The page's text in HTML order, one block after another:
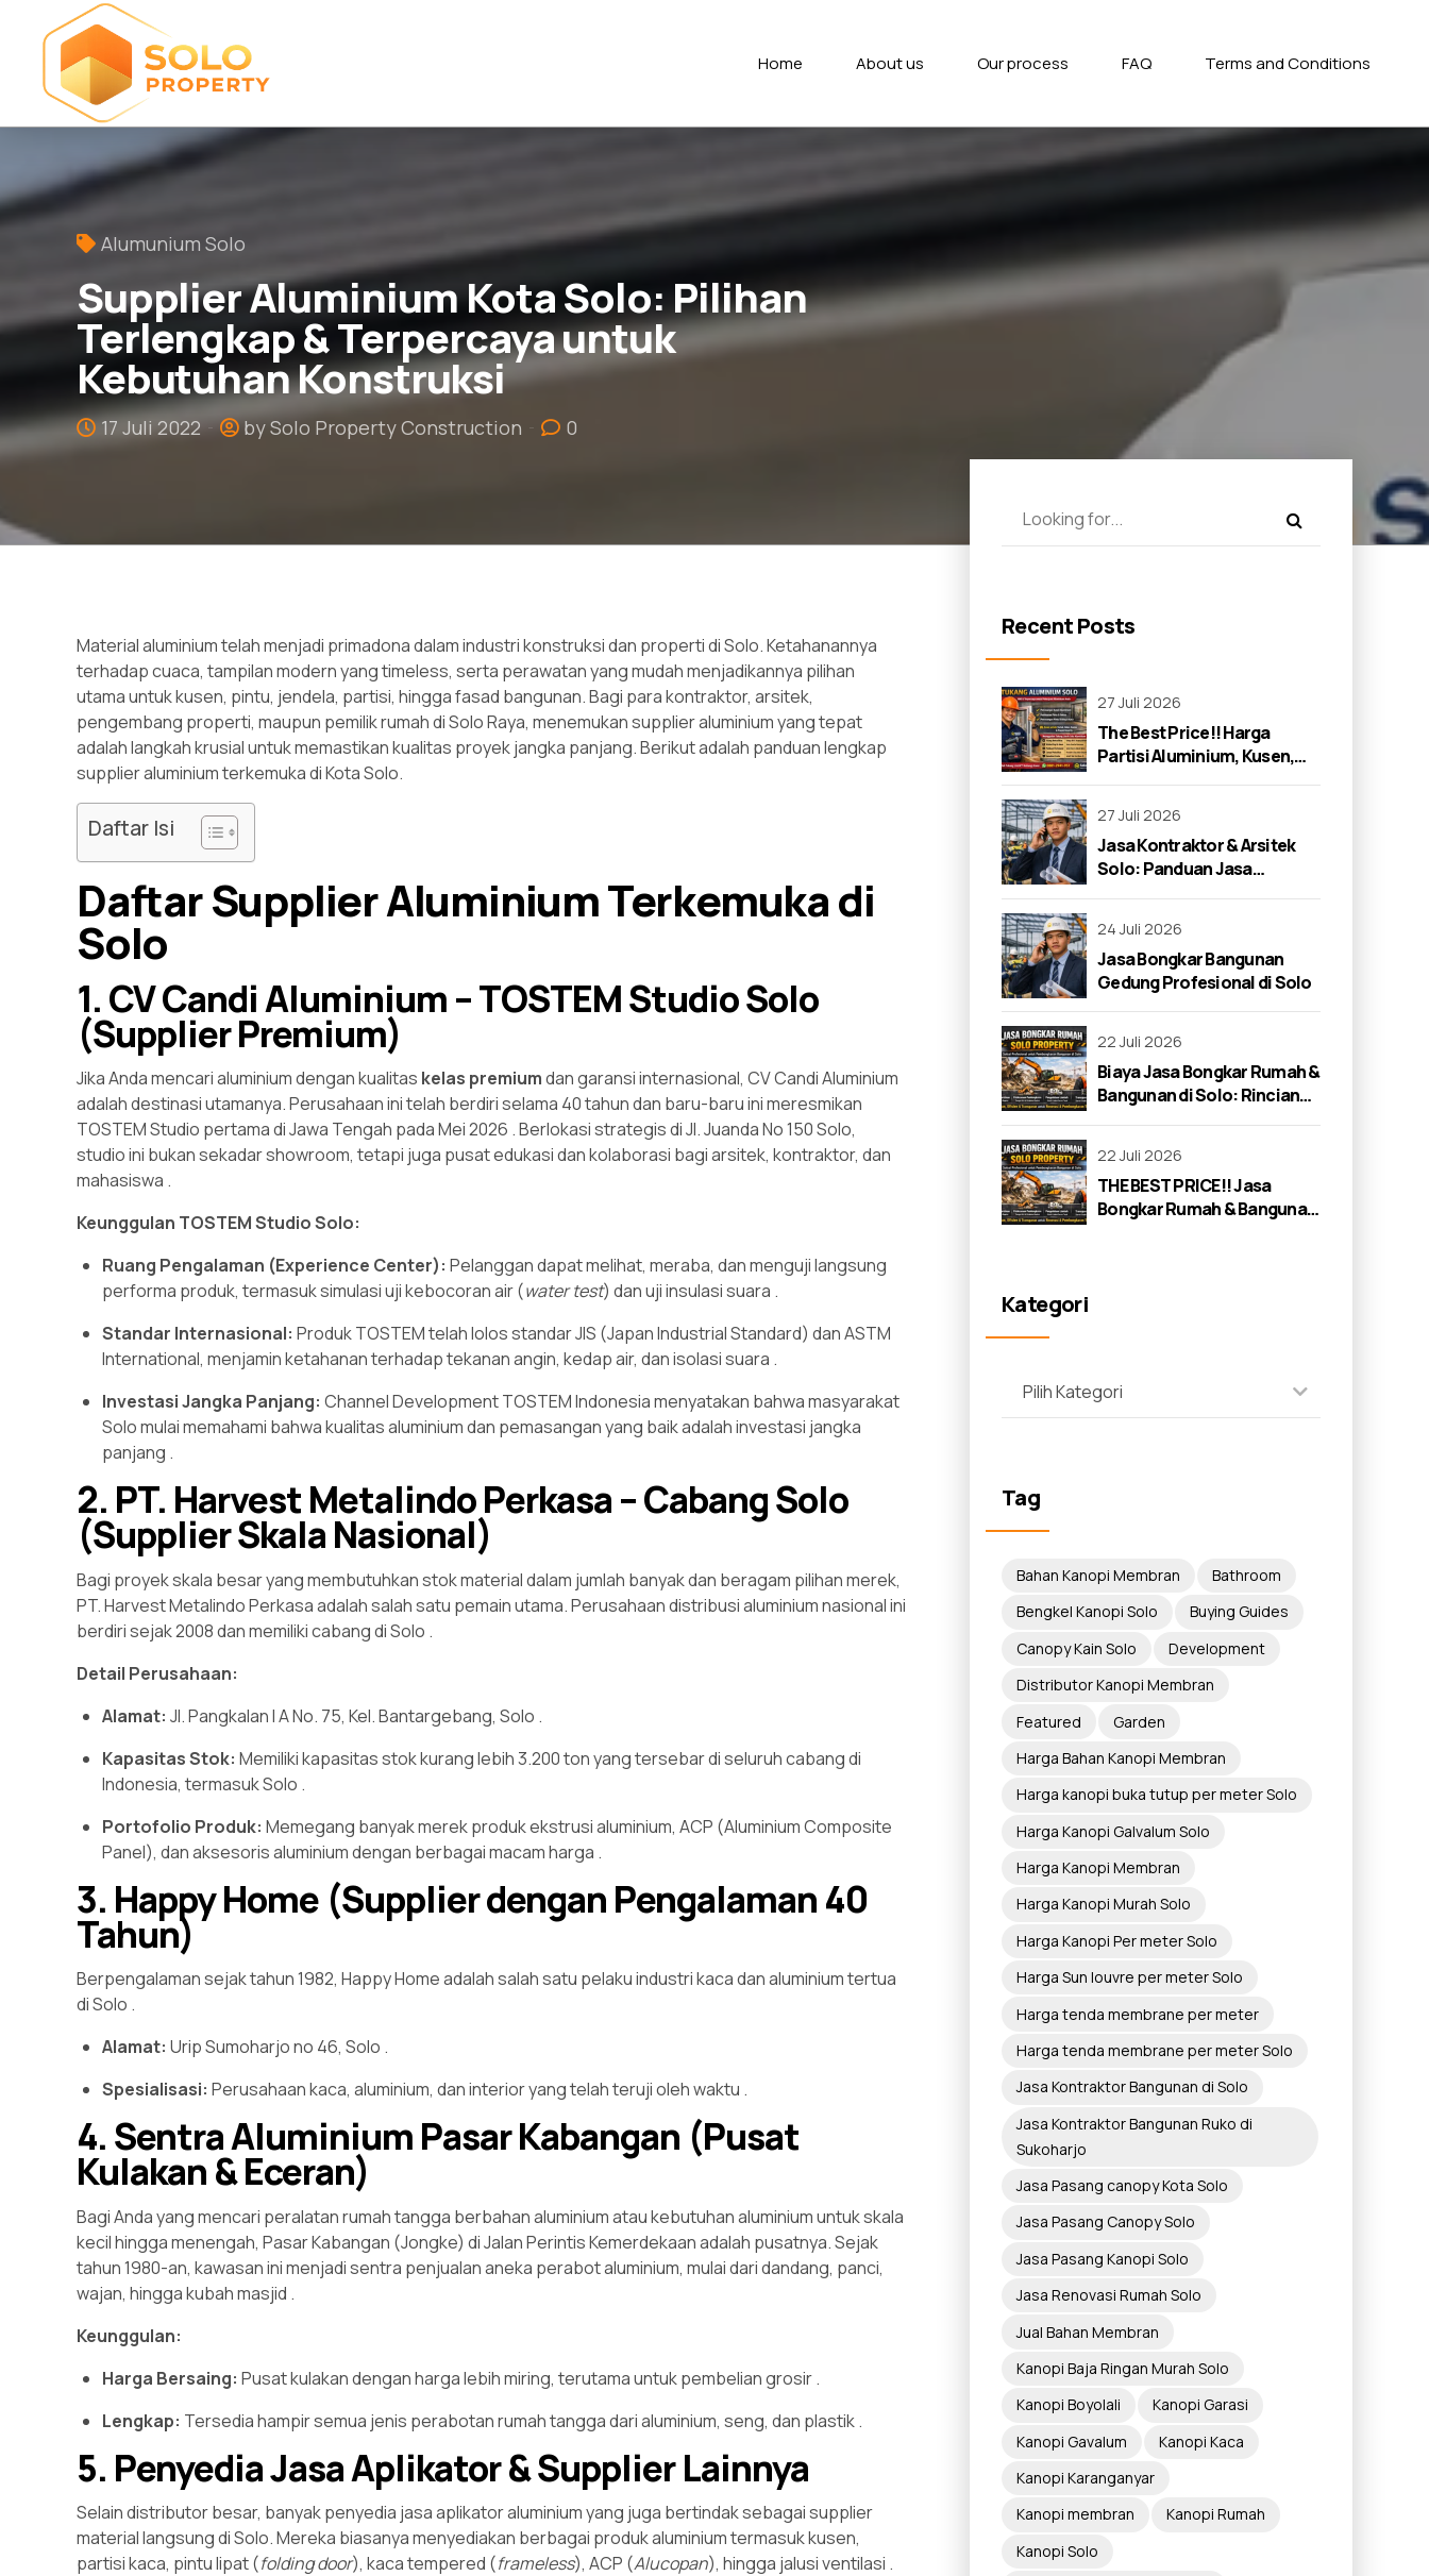
Home About us Our process FAQ Terms and Conditions
Alumunium Solo
Supplier Aluminium Kota Solo: Pilihan
Terlengkap & Terpercaya untuk
Kebutuhan Konstruksi
17 Juli 2022 by Solo Property Construction 0
Material aluminium telah menjadi primadona dalam industri konstruksi dan properti di Solo. Ketahanannya
terhadap cuaca, tampilan modern yang timeless, serta perawatan yang mudah menjadikannya pilihan
utama untuk kusen, pintu, jendela, partisi, hingga fasad bangunan. Bagi para kontraktor, arsitek,
pengembang properti, maupun pemilik rumah di Solo Raya, menemukan supplier aluminium yang tepat
adalah langkah krusial untuk memastikan kualitas proyek jangka panjang. Berikut adalah panduan lengkap
supplier aluminium terkemuka di Kota Solo.
Daftar Isi
Daftar Supplier Aluminium Terkemuka di
Solo
1. CV Candi Aluminium – TOSTEM Studio Solo
(Supplier Premium)
Jika Anda mencari aluminium dengan kualitas kelas premiumdan garansi internasional, CV Candi Aluminium
adalah destinasi utamanya. Perusahaan ini telah berdiri selama 40 tahun dan baru-baru ini meresmikan
TOSTEM Studio pertama di Jawa Tengah pada Mei 2026 . Berlokasi strategis di Jl. Juanda No 150 Solo,
studio ini bukan sekadar showroom, tetapi juga pusat edukasi dan kolaborasi bagi arsitek, kontraktor, dan
mahasiswa .
Keunggulan TOSTEM Studio Solo:
Ruang Pengalaman (Experience Center): Pelanggan dapat melihat, meraba, dan menguji langsung
performa produk, termasuk simulasi uji kebocoran air (water test) dan uji insulasi suara .
Standar Internasional: Produk TOSTEM telah lolos standar JIS (Japan Industrial Standard) dan ASTM
International, menjamin ketahanan terhadap tekanan angin, kedap air, dan isolasi suara .
Investasi Jangka Panjang: Channel Development TOSTEM Indonesia menyatakan bahwa masyarakat
Solo mulai memahami bahwa kualitas aluminium dan pemasangan yang baik adalah investasi jangka
panjang .
2. PT. Harvest Metalindo Perkasa – Cabang Solo
(Supplier Skala Nasional)
Bagi proyek skala besar yang membutuhkan stok material dalam jumlah banyak dan beragam pilihan merek,
PT. Harvest Metalindo Perkasa adalah salah satu pemain utama. Perusahaan distribusi aluminium nasional ini
berdiri sejak 2008 dan memiliki cabang di Solo .
Detail Perusahaan:
Alamat: Jl. Pangkalan I A No. 75, Kel. Bantargebang, Solo .
Kapasitas Stok: Memiliki kapasitas stok kurang lebih 3.200 ton yang tersebar di seluruh cabang di
Indonesia, termasuk Solo .
Portofolio Produk: Memegang banyak merek produk ekstrusi aluminium, ACP (Aluminium Composite
Panel), dan aksesoris aluminium dengan berbagai macam harga .
3. Happy Home (Supplier dengan Pengalaman 40
Tahun)
Berpengalaman sejak tahun 1982, Happy Home adalah salah satu pelaku industri kaca dan aluminium tertua
di Solo .
Alamat: Urip Sumoharjo no 46, Solo .
Spesialisasi: Perusahaan kaca, aluminium, dan interior yang telah teruji oleh waktu .
4. Sentra Aluminium Pasar Kabangan (Pusat
Kulakan & Eceran)
Bagi Anda yang mencari peralatan rumah tangga berbahan aluminium atau kebutuhan aluminium untuk skala
kecil hingga menengah, Pasar Kabangan (Jongke) di Jalan Perintis Kemerdekaan adalah pusatnya. Sejak
tahun 1980-an, kawasan ini menjadi sentra penjualan aneka perabot aluminium, mulai dari dandang, panci,
wajan, hingga kubah masjid .
Keunggulan:
Harga Bersaing: Pusat kulakan dengan harga lebih miring, terutama untuk pembelian grosir.
Lengkap: Tersedia hampir semua jenis perabotan rumah tangga dari aluminium, seng, dan plastik.
5. Penyedia Jasa Aplikator & Supplier Lainnya
Selain distributor besar, banyak penyedia jasa aplikator aluminium yang juga bertindak sebagai supplier
material langsung di Solo. Mereka biasanya menyediakan berbagai produk aluminium termasuk kusen,
partisi kaca, pintu lipat (folding door), kaca tempered (frameless), ACP (Alucopan), hingga jalusi ventilasi .
Recent Posts
27 Juli 2026
The Best Price!! Harga
Partisi Aluminium, Kusen,
dan Jendela di Solo 2026
27 Juli 2026
Jasa Kontraktor & Arsitek
Solo: Panduan Jasa
24 Juli 2026
Jasa Bongkar Bangunan
Gedung Profesional di Solo
22 Juli 2026
Biaya Jasa Bongkar Rumah &
Bangunan di Solo: Rincian
22 Juli 2026
THE BEST PRICE!! Jasa
Bongkar Rumah & Bangunan
Kategori
Pilih Kategori
Tag
Bahan Kanopi Membran
Bathroom
Bengkel Kanopi Solo
Buying Guides
Canopy Kain Solo
Development
Distributor Kanopi Membran
Featured
Garden
Harga Bahan Kanopi Membran
Harga kanopi buka tutup per meter Solo
Harga Kanopi Galvalum Solo
Harga Kanopi Membran
Harga Kanopi Murah Solo
Harga Kanopi Per meter Solo
Harga Sun louvre per meter Solo
Harga tenda membrane per meter
Harga tenda membrane per meter Solo
Jasa Kontraktor Bangunan di Solo
Jasa Kontraktor Bangunan Ruko di
Sukoharjo
Jasa Pasang canopy Kota Solo
Jasa Pasang Canopy Solo
Jasa Pasang Kanopi Solo
Jasa Renovasi Rumah Solo
Jual Bahan Membran
Kanopi Baja Ringan Murah Solo
Kanopi Boyolali
Kanopi Garasi
Kanopi Gavalum
Kanopi Kaca
Kanopi Karanganyar
Kanopi membran
Kanopi Rumah
Kanopi Solo